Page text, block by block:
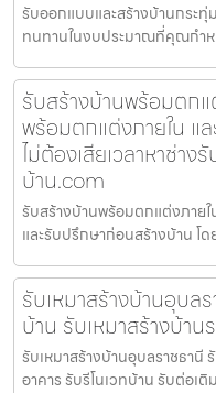
รับออกแบบและสร้างบ้านกระ
ทนทานในงบประมาณที่คุณกำห
รับสร้างบ้านพร้อมตกแ
พร้อมตกแต่งภายใน แ
ไม่ต้องเสียเวลาหาช่าง
บ้าน.com
รับสร้างบ้านพร้อมตกแต่งภาย
และรับปรึกษาก่อนสร้างบ้าน โด
รับเหมาสร้างบ้านอุบล
บ้าน รับเหมาสร้างบ้าน
รับเหมาสร้างบ้านอุบลราชธานี
อาคาร รับรีโนเวทบ้าน รับต่อเ